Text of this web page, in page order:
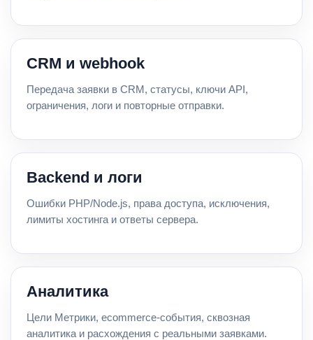
CRM и webhook
Передача заявки в CRM, статусы, ключи API,
ограничения, логи и повторные отправки.
Backend и логи
Ошибки PHP/Node.js, права доступа, исключения,
лимиты хостинга и ответы сервера.
Аналитика
Цели Метрики, ecommerce-события, сквозная
аналитика и расхождения с реальными заявками.